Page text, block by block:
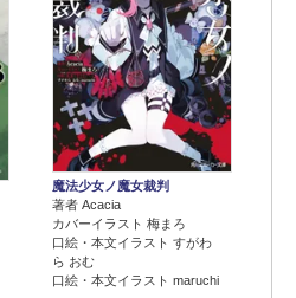
魔法少女ノ魔女裁判
著者 Acacia
カバーイラスト 梅まろ
口絵・本文イラスト すがわ
ら おむ
口絵・本文イラスト maruchi